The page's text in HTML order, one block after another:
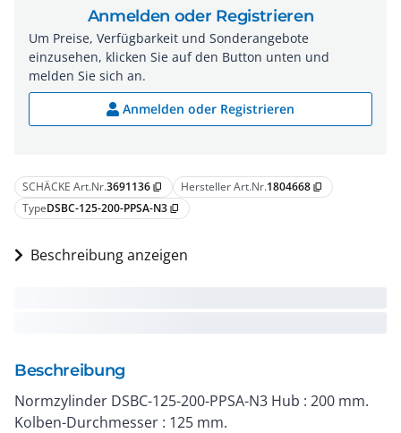
SCHÄCKE Art.Nr.3691136 content_copy Hersteller Art.Nr.1804668 content_copy
TypeDSBC-125-200-PPSA-N3 content_copy
Beschreibung anzeigen
Beschreibung
Normzylinder DSBC-125-200-PPSA-N3 Hub : 200 mm.
Kolben-Durchmesser : 125 mm.
Anmelden oder Registrieren
Um Preise, Verfügbarkeit und Sonderangebote
einzusehen, klicken Sie auf den Button unten und
melden Sie sich an.
Anmelden oder Registrieren